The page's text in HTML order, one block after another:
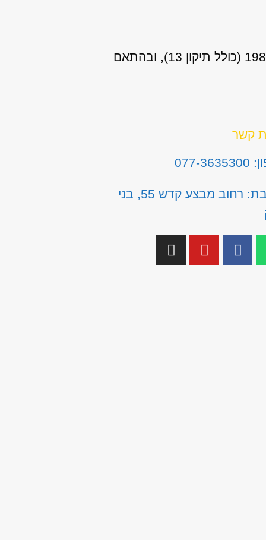
אני מאשר/ת כי ידוע לי שהפרטים שמסרתי יישמרו ויעובדו בהתאם לחוק הגנת הפרטיות, התשמ"א–1981 (כולל תיקון 13), ובהתאם
קשר
כתובת: רחוב מבצע קדש 55, בני